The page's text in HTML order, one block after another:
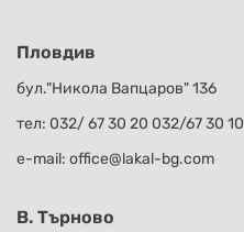
Пловдив
бул."Никола Вапцаров" 136
тел: 032/ 67 30 20 032/67 30 10
е-mail: office@lakal-bg.com
В. Търново